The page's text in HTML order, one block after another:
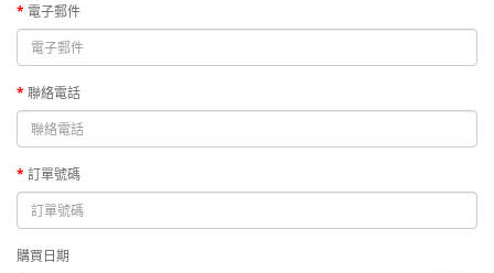
電子郵件
聯絡電話
訂單號碼
購買日期